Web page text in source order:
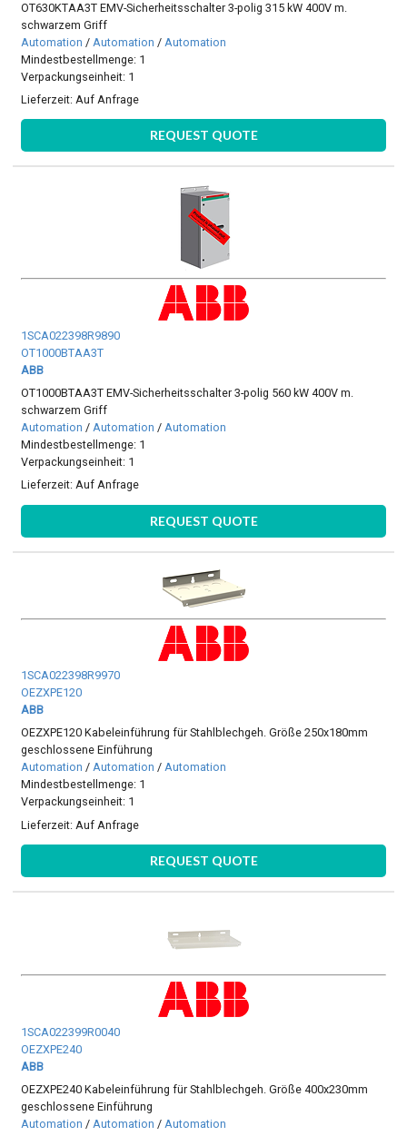
OT630KTAA3T EMV-Sicherheitsschalter 3-polig 315 kW 400V m.
schwarzem Griff
Automation / Automation / Automation
Mindestbestellmenge: 1
Verpackungseinheit: 1
Lieferzeit: Auf Anfrage
REQUEST QUOTE
1SCA022398R9890
OT1000BTAA3T
ABB
OT1000BTAA3T EMV-Sicherheitsschalter 3-polig 560 kW 400V m.
schwarzem Griff
Automation /Automation /Automation
Mindestbestellmenge: 1
Verpackungseinheit: 1
Lieferzeit:Auf Anfrage
REQUEST QUOTE
1SCA022398R9970
OEZXPE120
ABB
OEZXPE120 Kabeleinführung für Stahlblechgeh. Größe 250x180mm
geschlossene Einführung
Automation /Automation /Automation
Mindestbestellmenge: 1
Verpackungseinheit: 1
Lieferzeit: Auf Anfrage
REQUEST QUOTE
1SCA022399R0040
OEZXPE240
ABB
OEZXPE240 Kabeleinführung für Stahlblechgeh. Größe 400x230mm
geschlossene Einführung
Automation / Automation / Automation